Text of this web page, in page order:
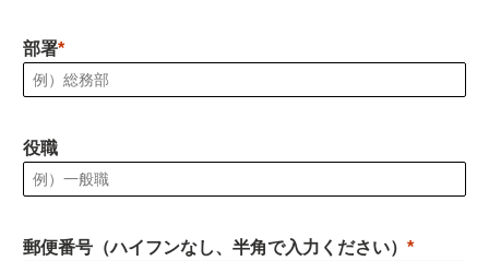
部署
役職
郵便番号（ハイフンなし、半角で入力ください）